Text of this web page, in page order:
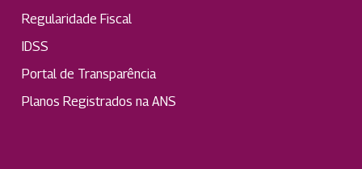
Regularidade Fiscal
IDSS
Portal de Transparência
Planos Registrados na ANS